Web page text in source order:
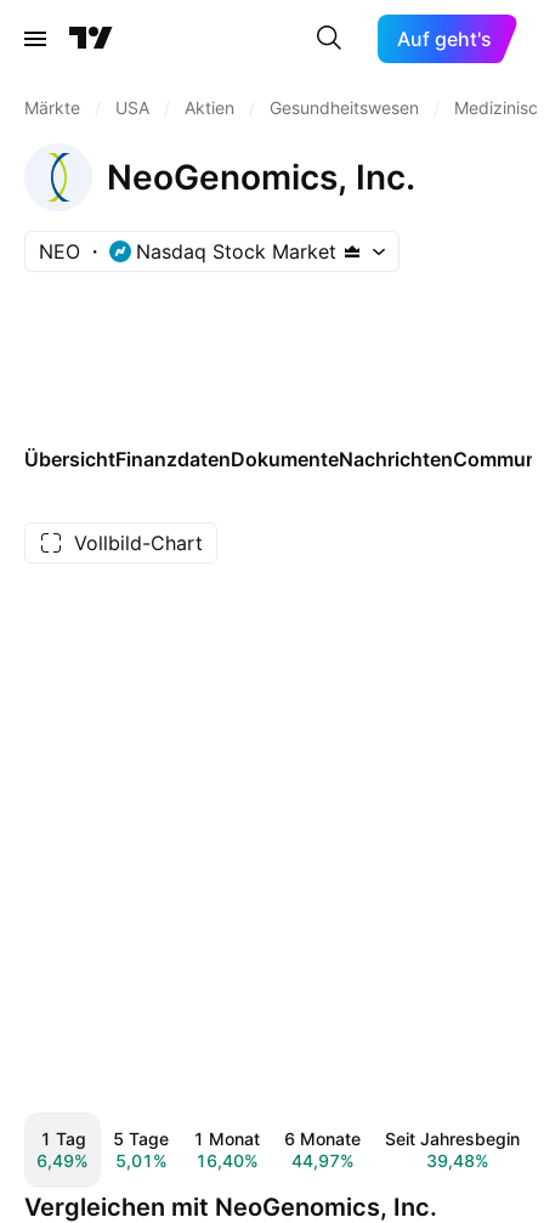
Auf geht's
Märkte USA Aktien Gesundheitswesen
NeoGenomics, Inc.
NEO Nasdaq Stock Market
ÜbersichtFinanzdatenDokumenteNachrichten
Vollbild-Chart
1 Tag
6,49%
5 Tage
5,01%
1 Monat
16,40%
6 Monate
44,97%
Seit Jahresbeginn
39,48%
Vergleichen mit NeoGenomics, Inc.